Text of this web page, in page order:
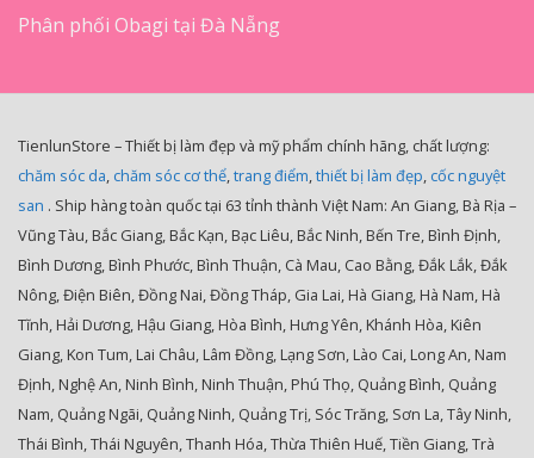
Phân phối Obagi tại Đà Nẵng
TienlunStore – Thiết bị làm đẹp và mỹ phẩm chính hãng, chất lượng:
chăm sóc da, chăm sóc cơ thể,trang điểm,thiết bị làm đẹp, cốc nguyệt
san . Ship hàng toàn quốc tại 63 tỉnh thành Việt Nam: An Giang, Bà Rịa –
Vũng Tàu, Bắc Giang, Bắc Kạn, Bạc Liêu, Bắc Ninh, Bến Tre, Bình Định,
Bình Dương, Bình Phước, Bình Thuận, Cà Mau, Cao Bằng, Đắk Lắk, Đắk
Nông, Điện Biên, Đồng Nai, Đồng Tháp, Gia Lai, Hà Giang, Hà Nam, Hà
Tĩnh, Hải Dương, Hậu Giang, Hòa Bình, Hưng Yên, Khánh Hòa, Kiên
Giang, Kon Tum, Lai Châu, Lâm Đồng, Lạng Sơn, Lào Cai, Long An, Nam
Định, Nghệ An, Ninh Bình, Ninh Thuận, Phú Thọ, Quảng Bình, Quảng
Nam, Quảng Ngãi, Quảng Ninh, Quảng Trị, Sóc Trăng, Sơn La, Tây Ninh,
Thái Bình, Thái Nguyên, Thanh Hóa, Thừa Thiên Huế, Tiền Giang, Trà